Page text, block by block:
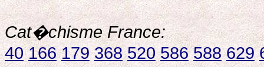
Cat�chisme France:
40 166 179 368 520 586 588 629